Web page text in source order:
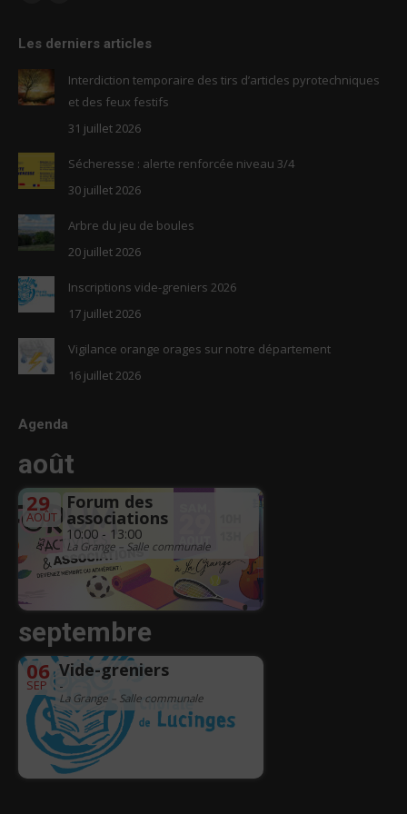
opens
in
new
opens
new
window
Les derniers articles
Interdiction temporaire des tirs d’articles pyrotechniques
et des feux festifs
31 juillet 2026
Sécheresse : alerte renforcée niveau 3/4
30 juillet 2026
Arbre du jeu de boules
20 juillet 2026
Inscriptions vide-greniers 2026
17 juillet 2026
Vigilance orange orages sur notre département
16 juillet 2026
Agenda
août
29
AOÛT
Forum des
associations
10:00 - 13:00
La Grange – Salle communale
septembre
06
SEP
Vide-greniers
-
La Grange – Salle communale